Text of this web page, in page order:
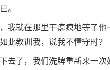
。
我就在那里干瘪瘪地等了
此教训我，说我不懂守时？
去了，我们洗牌重新来一